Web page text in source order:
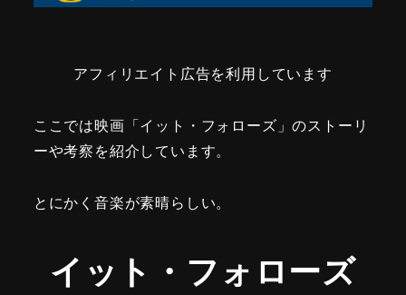
アフィリエイト広告を利用しています
ここでは映画「イット・フォローズ」のストーリ
ーや考察を紹介しています。
とにかく音楽が素晴らしい。
イット・フォローズ